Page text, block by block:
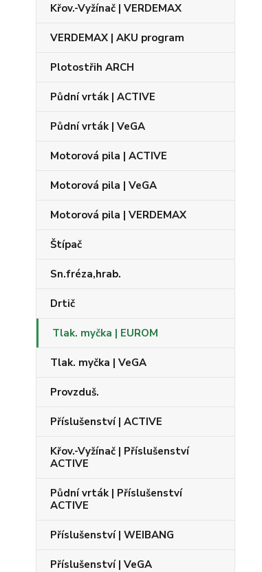
Křov.-Vyžínač | VERDEMAX
VERDEMAX | AKU program
Plotostřih ARCH
Půdní vrták | ACTIVE
Půdní vrták | VeGA
Motorová pila | ACTIVE
Motorová pila | VeGA
Motorová pila | VERDEMAX
Štípač
Sn.fréza,hrab.
Drtič
Tlak. myčka | EUROM
Tlak. myčka | VeGA
Provzduš.
Příslušenství | ACTIVE
Křov.-Vyžínač | Příslušenství
ACTIVE
Půdní vrták | Příslušenství
ACTIVE
Příslušenství | WEIBANG
Příslušenství | VeGA